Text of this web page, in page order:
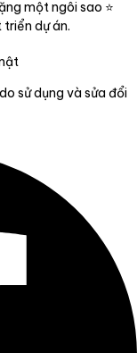
một ngôi sao ⭐
dự án.
sử dụng và sửa đổi